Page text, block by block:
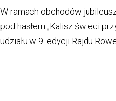
W ramach obchodów
pod hasłem „Kalisz świeci
udziału w 9. edycji Rajdu